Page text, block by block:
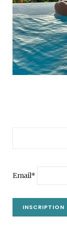
Email*